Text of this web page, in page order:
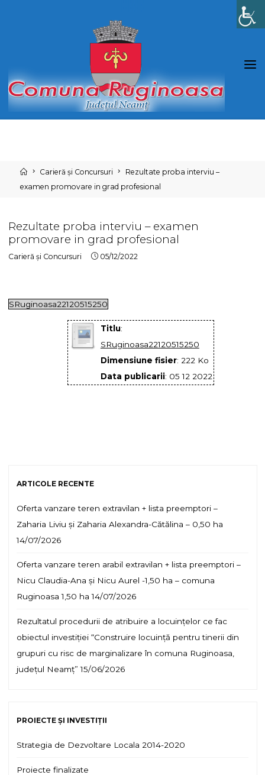
Home
Carieră și Concursuri
Rezultate proba interviu –
examen promovare in grad profesional
Rezultate proba interviu – examen
promovare in grad profesional
Carieră și Concursuri 05/12/2022
SRuginoasa22120515250
Titlu:
SRuginoasa22120515250
Dimensiune fisier: 222 Ko
Data publicarii: 05 12 2022
ARTICOLE RECENTE
Oferta vanzare teren extravilan + lista preemptori –
Zaharia Liviu și Zaharia Alexandra-Cătălina – 0,50 ha
14/07/2026
Oferta vanzare teren arabil extravilan + lista preemptori –
Nicu Claudia-Ana și Nicu Aurel -1,50 ha – comuna
Ruginoasa 1,50 ha 14/07/2026
Rezultatul procedurii de atribuire a locuințelor ce fac
obiectul investiției “Construire locuință pentru tinerii din
grupuri cu risc de marginalizare în comuna Ruginoasa,
județul Neamț” 15/06/2026
PROIECTE ȘI INVESTIȚII
Strategia de Dezvoltare Locala 2014-2020
Proiecte finalizate